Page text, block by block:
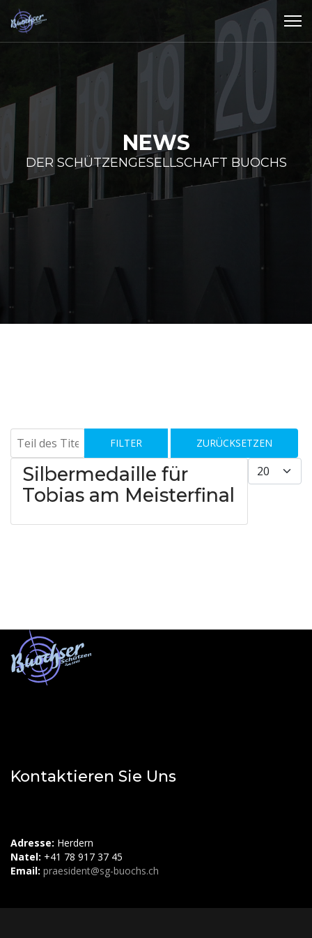
NEWS
DER SCHÜTZENGESELLSCHAFT BUOCHS
Teil des Titels eingeben
FILTER
ZURÜCKSETZEN
Anzeige #
Silbermedaille für
Tobias am Meisterfinal
Kontaktieren Sie Uns
Adresse: Herdern
Natel: +41 78 917 37 45
Email: praesident@sg-buochs.ch